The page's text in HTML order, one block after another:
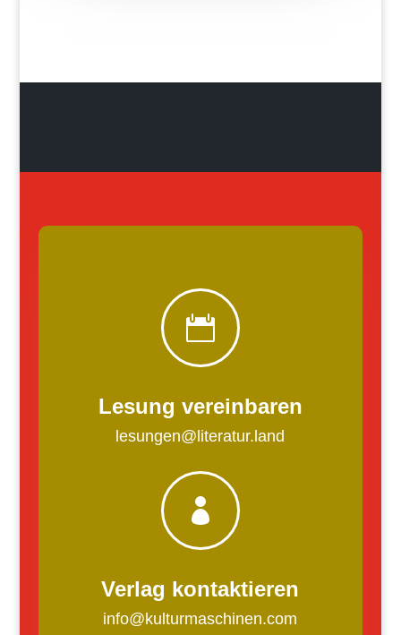

Lesung vereinbaren
lesungen@literatur.land

Verlag kontaktieren
info@kulturmaschinen.com